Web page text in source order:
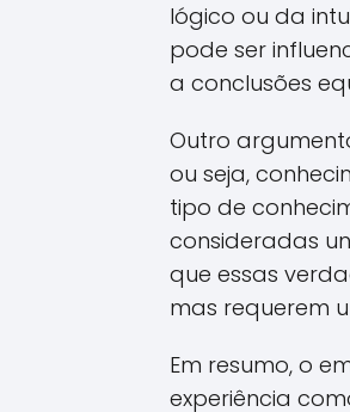
lógico ou da
pode ser
a conclusões
Outro
ou seja,
tipo de
consideradas
que essas
mas requerem
Em resumo, o
experiência